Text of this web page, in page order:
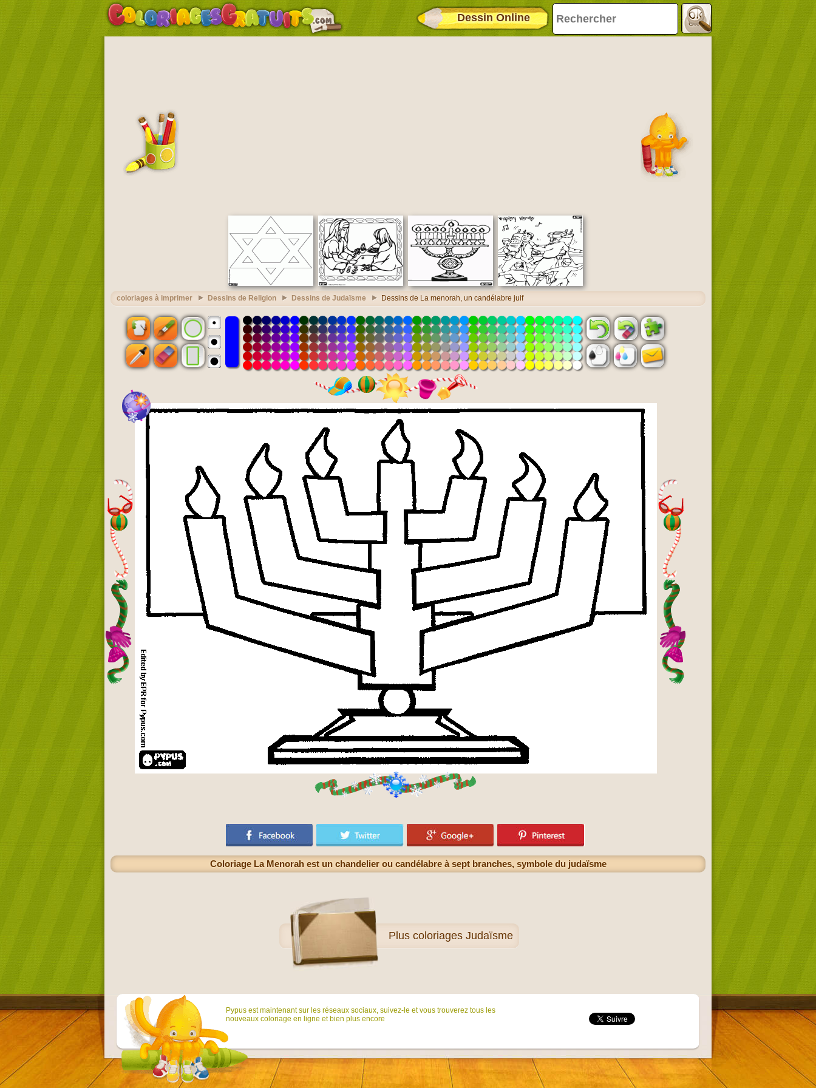
Dessin Online
coloriages à imprimer Dessins de Religion Dessins de Judaïsme Dessins de La menorah, un candélabre juif
Coloriage La Menorah est un chandelier ou candélabre à sept branches, symbole du judaïsme
Plus coloriages Judaïsme
Pypus est maintenant sur ​​les réseaux sociaux, suivez-le et vous trouverez tous les
nouveaux coloriage en ligne et bien plus encore